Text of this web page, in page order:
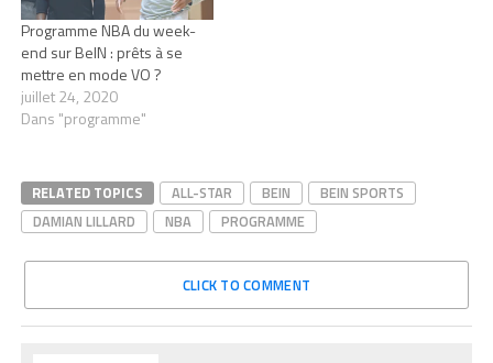
Programme NBA du week-
end sur BeIN : prêts à se
mettre en mode VO ?
juillet 24, 2020
Dans "programme"
RELATED TOPICS ALL-STAR BEIN
BEIN SPORTS
DAMIAN LILLARD
NBA PROGRAMME
CLICK TO COMMENT